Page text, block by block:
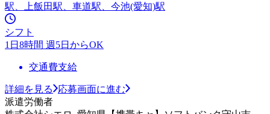
駅、上飯田駅、車道駅、今池(愛知)駅
シフト
1日8時間 週5日からOK
交通費支給
詳細を見る
応募画面に進む
派遣労働者